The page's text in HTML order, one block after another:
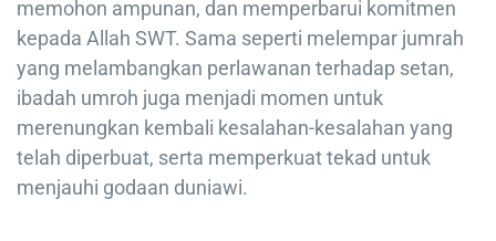
memohon ampunan, dan memperbarui komitmen
kepada Allah SWT. Sama seperti melempar jumrah
yang melambangkan perlawanan terhadap setan,
ibadah umroh juga menjadi momen untuk
merenungkan kembali kesalahan-kesalahan yang
telah diperbuat, serta memperkuat tekad untuk
menjauhi godaan duniawi.